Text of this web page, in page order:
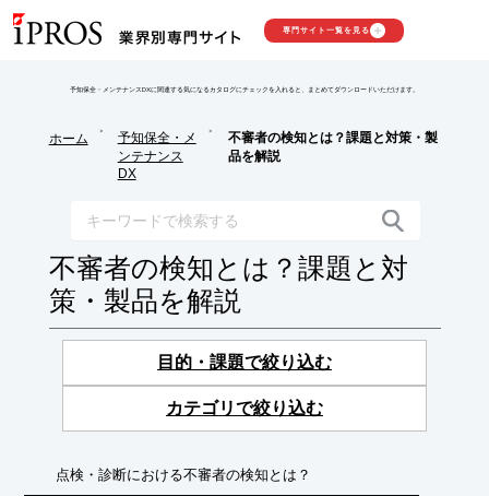
専門サイト一覧を見る
予知保全・メンテナンスDXに関連する気になるカタログにチェックを入れると、まとめてダウンロードいただけます。
ホーム
>
予知保全・メ
ンテナンス
DX
>
不審者の検知とは？課題と対策・製
品を解説
不審者の検知とは？課題と対
策・製品を解説
目的・課題で絞り込む
カテゴリで絞り込む
点検・診断における不審者の検知とは？